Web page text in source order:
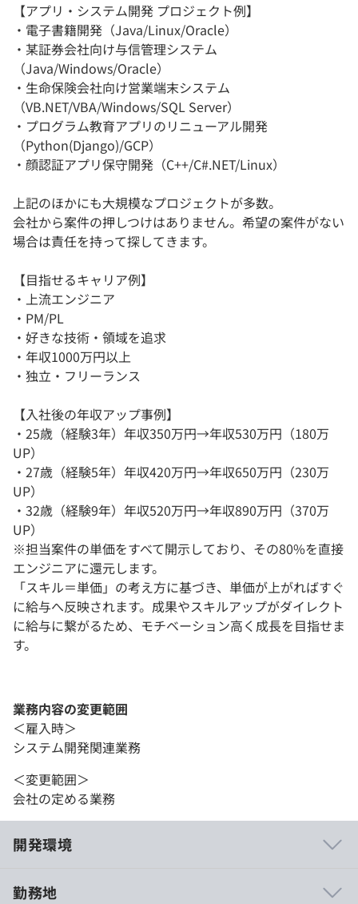
【アプリ・システム開発 プロジェクト例】
・電子書籍開発（Java/Linux/Oracle）
・某証券会社向け与信管理システム
（Java/Windows/Oracle）
・生命保険会社向け営業端末システム
（VB.NET/VBA/Windows/SQL Server）
・プログラム教育アプリのリニューアル開発
（Python(Django)/GCP）
・顔認証アプリ保守開発（C++/C#.NET/Linux）
上記のほかにも大規模なプロジェクトが多数。
会社から案件の押しつけはありません。希望の案件がない
場合は責任を持って探してきます。
【目指せるキャリア例】
・上流エンジニア
・PM/PL
・好きな技術・領域を追求
・年収1000万円以上
・独立・フリーランス
【入社後の年収アップ事例】
・25歳（経験3年）年収350万円→年収530万円（180万
UP）
・27歳（経験5年）年収420万円→年収650万円（230万
UP）
・32歳（経験9年）年収520万円→年収890万円（370万
UP）
※担当案件の単価をすべて開示しており、その80%を直接
エンジニアに還元します。
「スキル＝単価」の考え方に基づき、単価が上がればすぐ
に給与へ反映されます。成果やスキルアップがダイレクト
に給与に繋がるため、モチベーション高く成長を目指せま
す。
業務内容の変更範囲
＜雇入時＞
システム開発関連業務
＜変更範囲＞
会社の定める業務
開発環境
勤務地